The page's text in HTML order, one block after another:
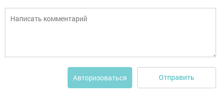
Авторизоваться Отправить